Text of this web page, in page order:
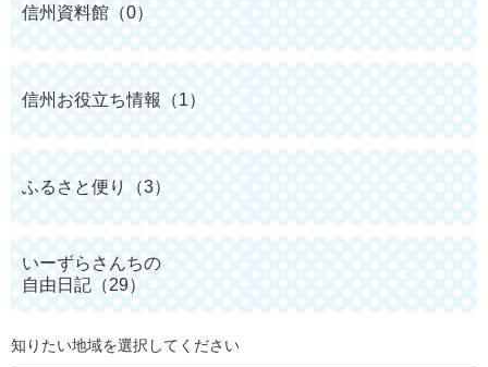
信州資料館（0）
信州お役立ち情報（1）
ふるさと便り（3）
いーずらさんちの
自由日記（29）
知りたい地域を選択してください